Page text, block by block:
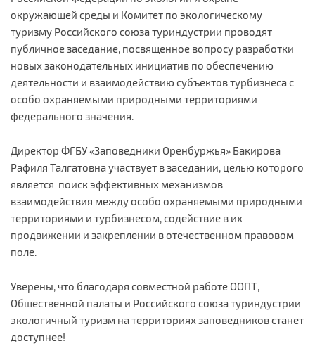
окружающей среды и Комитет по экологическому
туризму Российского союза туриндустрии проводят
публичное заседание, посвященное вопросу разработки
новых законодательных инициатив по обеспечению
деятельности и взаимодействию субъектов турбизнеса с
особо охраняемыми природными территориями
федерального значения.
Директор ФГБУ «Заповедники Оренбуржья» Бакирова
Рафиля Талгатовна участвует в заседании, целью которого
является поиск эффективных механизмов
взаимодействия между особо охраняемыми природными
территориями и турбизнесом, содействие в их
продвижении и закреплении в отечественном правовом
поле.
Уверены, что благодаря совместной работе ООПТ,
Общественной палаты и Российского союза туриндустрии
экологичный туризм на территориях заповедников станет
доступнее!